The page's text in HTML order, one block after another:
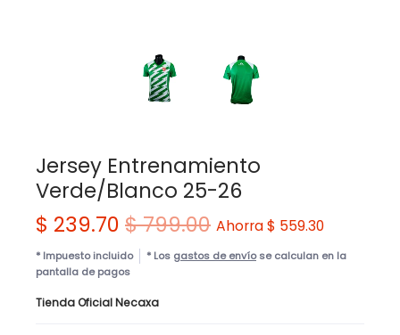
Jersey Entrenamiento
Verde/Blanco 25-26
$ 239.70 $ 799.00 Ahorra$ 559.30
* Impuesto incluido * Los gastos de envíose calculan en la
pantalla de pagos
Tienda Oficial Necaxa